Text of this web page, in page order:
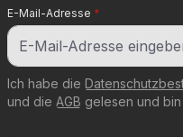
E-Mail-Adresse *
Ich habe die
und die AGB gelesen und